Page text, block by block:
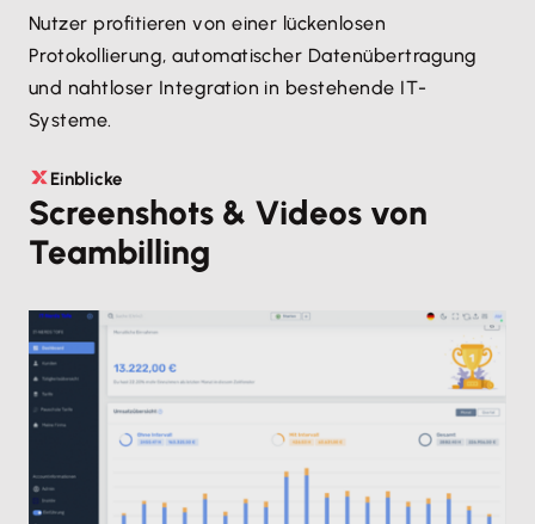
Nutzer profitieren von einer lückenlosen
Protokollierung, automatischer Datenübertragung
und nahtloser Integration in bestehende IT-
Systeme.
Einblicke
Screenshots & Videos von
Teambilling